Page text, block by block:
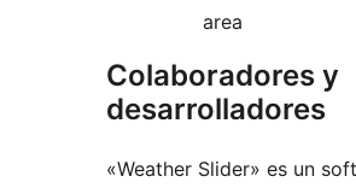
area
Colaboradores y
desarrolladores
«Weather Slider» es un